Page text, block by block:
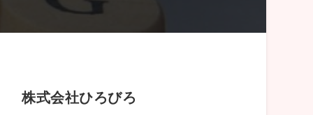
株式会社ひろびろ